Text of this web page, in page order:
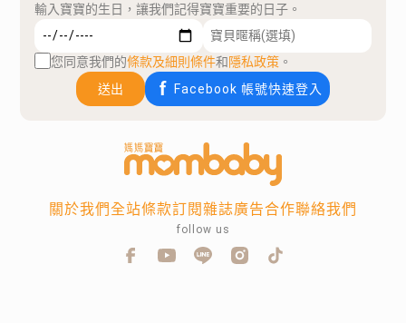
輸入寶寶的生日，讓我們記得寶寶重要的日子。
您同意我們的條款及細則條件和隱私政策 。
送出
Facebook 帳號快速登入
關於我們全站條款訂閱雜誌廣告合作聯絡我們
follow us